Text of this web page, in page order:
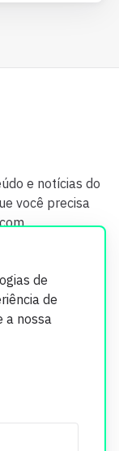
de
de
a nossa
e notícias do
você precisa
site são
de